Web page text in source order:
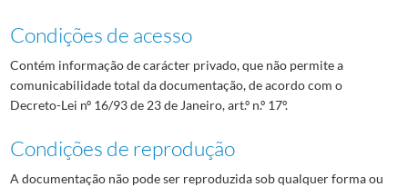
Condições de acesso
Contém informação de carácter privado, que não permite a
comunicabilidade total da documentação, de acordo com o
Decreto-Lei nº 16/93 de 23 de Janeiro, art.º n.º 17º.
Condições de reprodução
A documentação não pode ser reproduzida sob qualquer forma ou